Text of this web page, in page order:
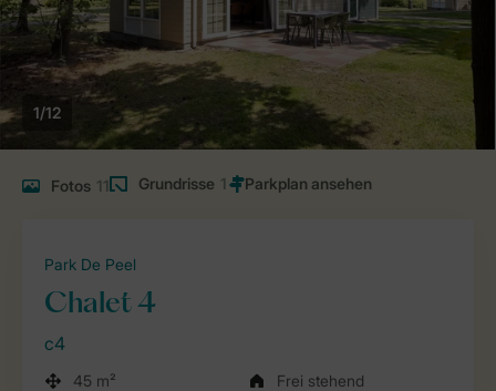
1/12
Fotos 11 Grundrisse 1
Park De Peel
Chalet 4
c4
45 m²
Frei stehend